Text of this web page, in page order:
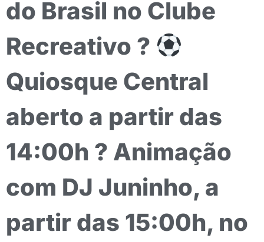
do Brasil no Clube
Recreativo ?
Quiosque Central
aberto a partir das
14:00h ? Animação
com DJ Juninho, a
partir das 15:00h, no